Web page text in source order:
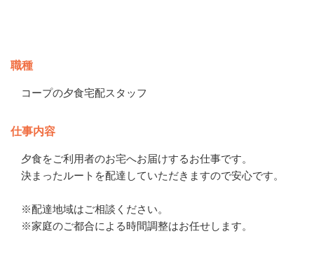
職種
コープの夕食宅配スタッフ
仕事内容
夕食をご利用者のお宅へお届けするお仕事です。
決まったルートを配達していただきますので安心です。
※配達地域はご相談ください。
※家庭のご都合による時間調整はお任せします。